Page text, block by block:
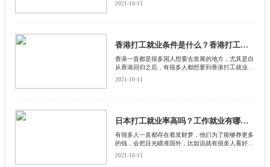
2021-10-11
香港打工就业条件是什么？香港打工就业有哪些政策？
香港一直都是很多国人想要去发展的地方，尤其是自
从香港回归之后，有很多人都想要到香港打工就业，
2021-10-11
日本打工就业率高吗？工作就业有哪些特点？
有很多人一直都存在着发财梦，他们为了能够挣更多
的钱，会把目光瞄准国外，比如说就有很多人看好到
2021-10-11